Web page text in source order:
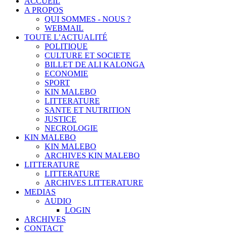
A PROPOS
QUI SOMMES - NOUS ?
WEBMAIL
TOUTE L’ACTUALITÉ
POLITIQUE
CULTURE ET SOCIETE
BILLET DE ALI KALONGA
ECONOMIE
SPORT
KIN MALEBO
LITTERATURE
SANTE ET NUTRITION
JUSTICE
NECROLOGIE
KIN MALEBO
KIN MALEBO
ARCHIVES KIN MALEBO
LITTERATURE
LITTERATURE
ARCHIVES LITTERATURE
MEDIAS
AUDIO
LOGIN
ARCHIVES
CONTACT